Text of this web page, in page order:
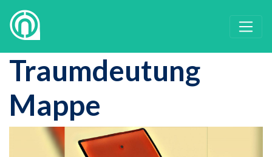
Traumdeutung
Mappe